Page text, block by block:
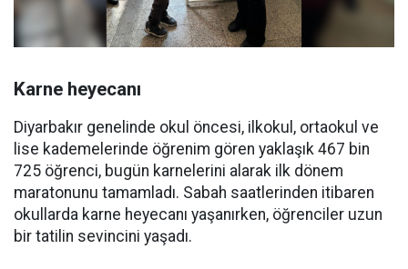
Karne heyecanı
Diyarbakır genelinde okul öncesi, ilkokul, ortaokul ve
lise kademelerinde öğrenim gören yaklaşık 467 bin
725 öğrenci, bugün karnelerini alarak ilk dönem
maratonunu tamamladı. Sabah saatlerinden itibaren
okullarda karne heyecanı yaşanırken, öğrenciler uzun
bir tatilin sevincini yaşadı.